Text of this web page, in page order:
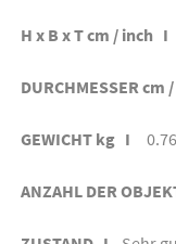
H x B x T cm / inch I
DURCHMESSER
GEWICHT kg I
ANZAHL DER